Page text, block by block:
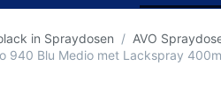
in Spraydosen AVO
940 Blu Medio met Lackspray